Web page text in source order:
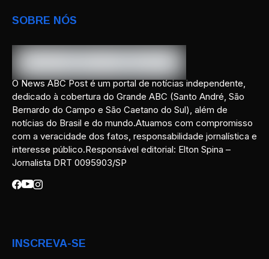
SOBRE NÓS
O News ABC Post é um portal de notícias independente,
dedicado à cobertura do Grande ABC (Santo André, São
Bernardo do Campo e São Caetano do Sul), além de
notícias do Brasil e do mundo.Atuamos com compromisso
com a veracidade dos fatos, responsabilidade jornalística e
interesse público.Responsável editorial: Elton Spina –
Jornalista DRT 0095903/SP
INSCREVA-SE